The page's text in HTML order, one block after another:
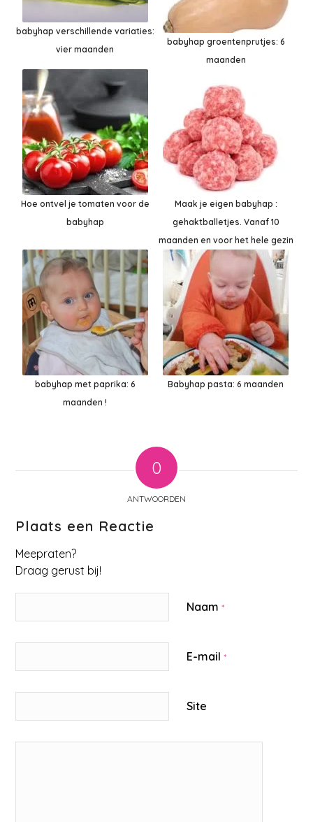
babyhap verschillende variaties:
vier maanden
babyhap groentenprutjes: 6
maanden
Hoe ontvel je tomaten voor de
babyhap
Maak je eigen babyhap :
gehaktballetjes. Vanaf 10
maanden en voor het hele gezin
babyhap met paprika: 6
maanden !
Babyhap pasta: 6 maanden
0
ANTWOORDEN
Plaats een Reactie
Meepraten?
Draag gerust bij!
Naam*
E-mail*
Site